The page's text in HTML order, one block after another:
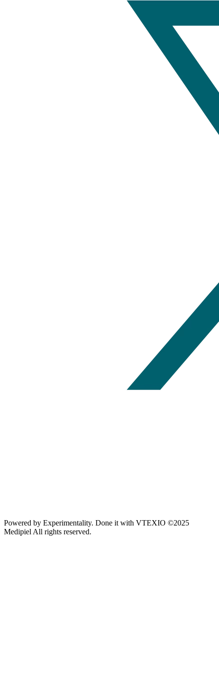
Powered by Experimentality. Done it with VTEXIO ©2025
Medipiel All rights reserved.